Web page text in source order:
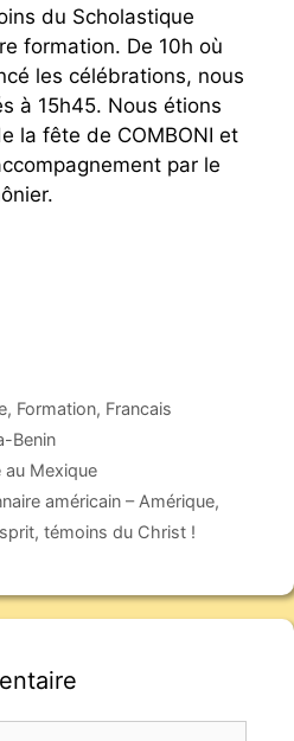
du Scholastique
formation. De 10h où
les célébrations, nous
à 15h45. Nous étions
la fête de COMBONI et
par le
, Formation, Francais
Benin
au Mexique
américain – Amérique,
témoins du Christ !